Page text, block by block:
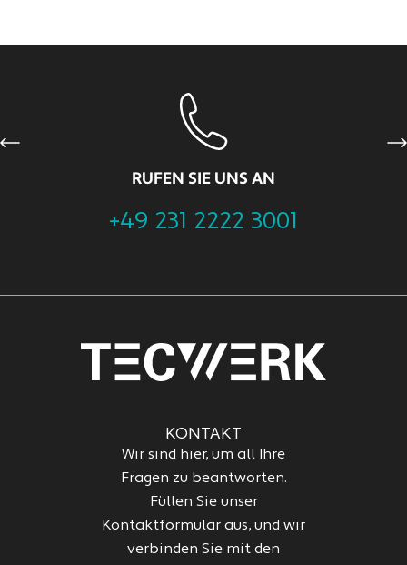
RUFEN SIE UNS AN
+49 231 2222 3001
Previous
KONTAKT
Wir sind hier, um all Ihre
Fragen zu beantworten.
Füllen Sie unser
Kontaktformular aus, und wir
verbinden Sie mit den